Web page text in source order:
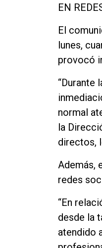
EN
El
lunes,
provocó
“Durante
normal
la
directos,
Además,
redes
“En
desde la
atendido